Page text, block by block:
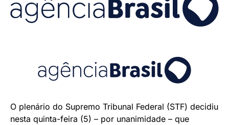
O plenário do Supremo Tribunal Federal (STF) decidiu
nesta quinta-feira (5) – por unanimidade – que